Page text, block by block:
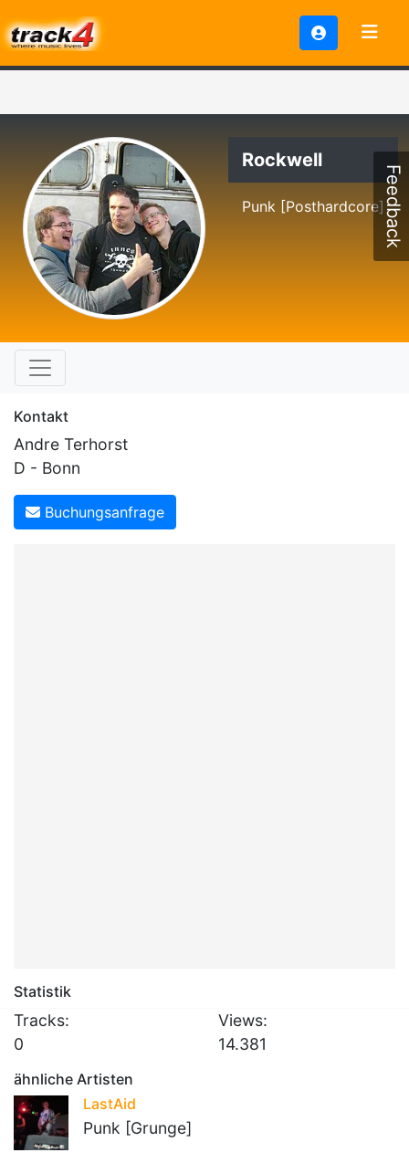
Rockwell
Punk [Posthardcore]
Kontakt
Andre Terhorst
D - Bonn
Buchungsanfrage
Statistik
Tracks:
0
Views:
14.381
ähnliche Artisten
LastAid
Punk [Grunge]
Feedback